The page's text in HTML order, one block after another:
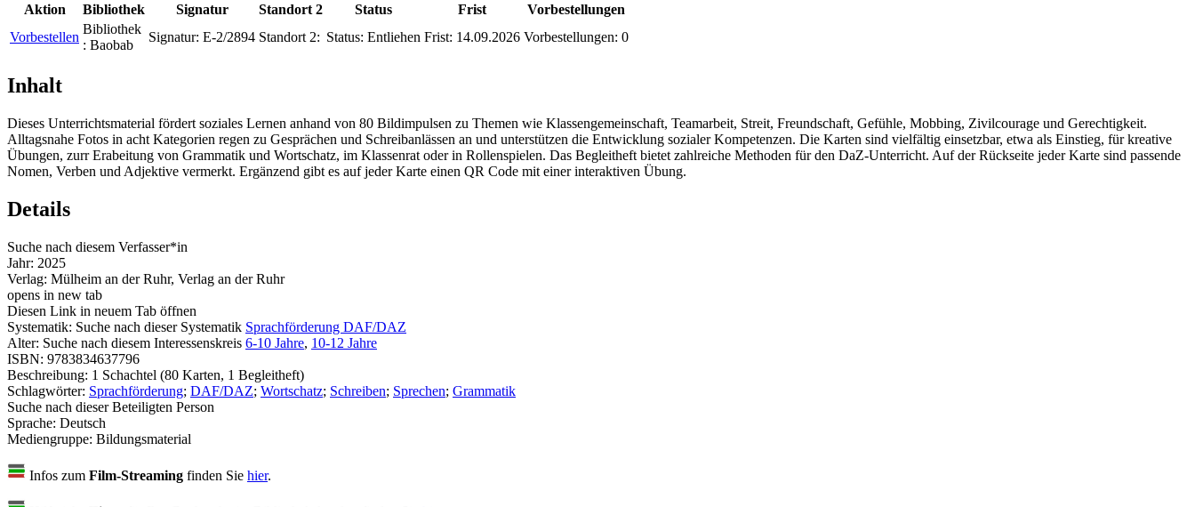
Aktion Bibliothek Signatur Standort 2 Status Frist
Vorbestellungen
Vorbestellen
Bibliothek
: Baobab
Signatur: E-2/2894 Standort 2: Status: Entliehen Frist: 14.09.2026 Vorbestellungen: 0
Inhalt
Dieses Unterrichtsmaterial fördert soziales Lernen anhand von 80 Bildimpulsen zu Themen wie Klassengemeinschaft, Teamarbeit, Streit, Freundschaft, Gefühle, Mobbing, Zivilcourage und Gerechtigkeit.
Alltagsnahe Fotos in acht Kategorien regen zu Gesprächen und Schreibanlässen an und unterstützen die Entwicklung sozialer Kompetenzen. Die Karten sind vielfältig einsetzbar, etwa als Einstieg, für kreative
Übungen, zurr Erabeitung von Grammatik und Wortschatz, im Klassenrat oder in Rollenspielen. Das Begleitheft bietet zahlreiche Methoden für den DaZ-Unterricht. Auf der Rückseite jeder Karte sind passende
Nomen, Verben und Adjektive vermerkt. Ergänzend gibt es auf jeder Karte einen QR Code mit einer interaktiven Übung.
Details
Suche nach diesem Verfasser*in
Jahr: 2025
Verlag: Mülheim an der Ruhr, Verlag an der Ruhr
opens in new tab
Diesen Link in neuem Tab öffnen
Systematik: Suche nach dieser Systematik Sprachförderung DAF/DAZ
Alter: Suche nach diesem Interessenskreis 6-10 Jahre, 10-12 Jahre
ISBN: 9783834637796
Beschreibung: 1 Schachtel (80 Karten, 1 Begleitheft)
Schlagwörter: Sprachförderung; DAF/DAZ; Wortschatz; Schreiben; Sprechen; Grammatik
Suche nach dieser Beteiligten Person
Sprache: Deutsch
Mediengruppe: Bildungsmaterial
Infos zum Film-Streaming finden Sie hier.